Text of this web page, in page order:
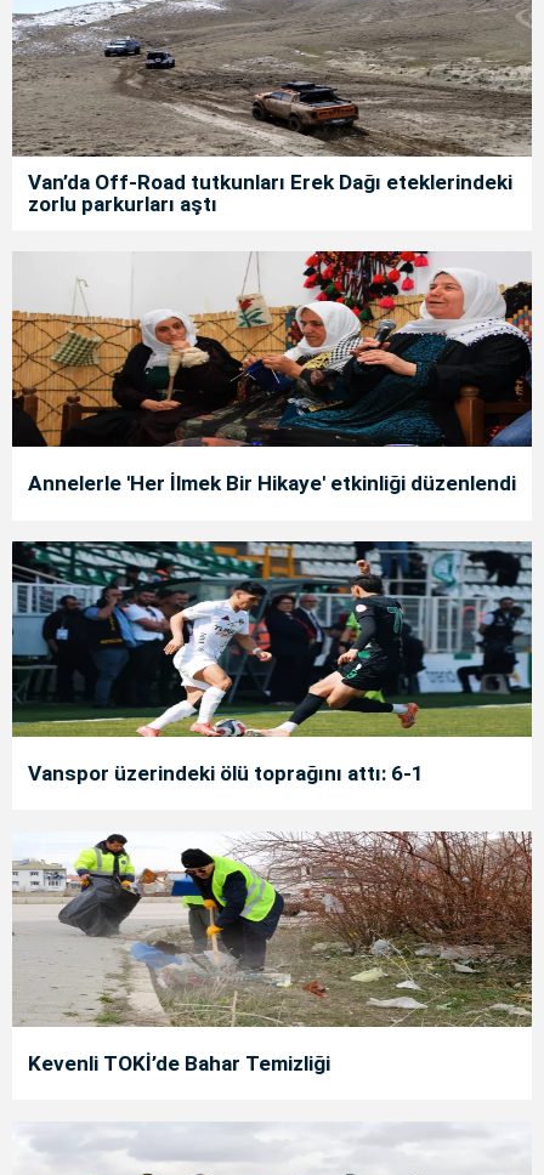
Van’da Off-Road tutkunları Erek Dağı eteklerindeki
zorlu parkurları aştı
Annelerle 'Her İlmek Bir Hikaye' etkinliği düzenlendi
Vanspor üzerindeki ölü toprağını attı: 6-1
Kevenli TOKİ’de Bahar Temizliği